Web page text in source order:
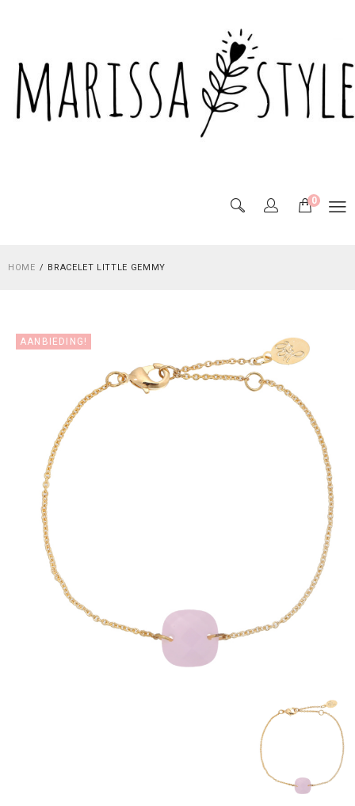
0
HOME BRACELET LITTLE GEMMY
AANBIEDING!